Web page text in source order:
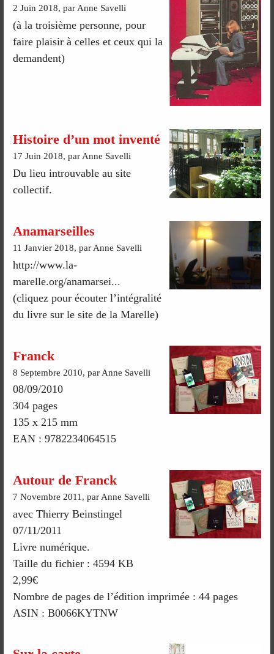
2 Juin 2018, par Anne Savelli
(à la troisième personne, pour
faire plaisir à celles et ceux qui la
demandent)
Histoire d’un mot inventé
17 Juin 2018, par Anne Savelli
Du lieu introuvable au site
collectif.
Anamarseilles
11 Janvier 2018, par Anne Savelli
http://www.la-
marelle.org/anamarsei...
(cliquez pour écouter l’intégralité
du livre sur le site de la Marelle)
Franck
8 Septembre 2010, par Anne Savelli
08/09/2010
304 pages
135 x 215 mm
EAN : 9782234064515
Autour de Franck
7 Novembre 2011, par Anne Savelli
avec Thierry Beinstingel
07/11/2011
Livre numérique.
Taille du fichier : 4594 KB
2,99€
Nombre de pages de l’édition imprimée : 44 pages
ASIN : B0066KYTNW